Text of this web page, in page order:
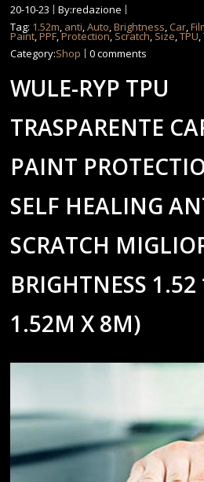
20-10-23
By:redazione
Tag: 1.52m, anti,Auto,Brightness, Car,
Paint,PPF,Protection, Scratch, Size,TPU,
Category:Shop 0 comments
WULE-RYP TPU
TRASPARENTE
PAINT
SELF HEALING
SCRATCH
BRIGHTNESS
1.52M X 8M)